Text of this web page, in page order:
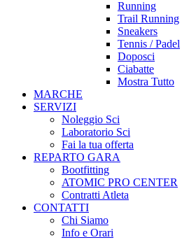
Running
Trail Running
Sneakers
Tennis / Padel
Doposci
Ciabatte
Mostra Tutto
MARCHE
SERVIZI
Noleggio Sci
Laboratorio Sci
Fai la tua offerta
REPARTO GARA
Bootfitting
ATOMIC PRO CENTER
Contratti Atleta
CONTATTI
Chi Siamo
Info e Orari